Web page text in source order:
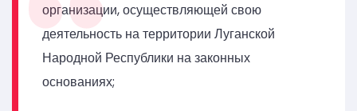
организации, осуществляющей свою
деятельность на территории Луганской
Народной Республики на законных
основаниях;